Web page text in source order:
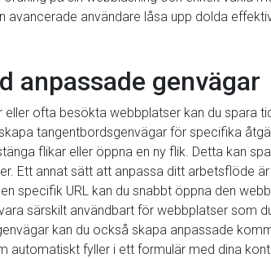
användare låsa upp dolda
anpassade genvägar
ofta besökta webbplatser kan du spara
tangentbordsgenvägar för specifika
flikar eller öppna en ny flik. Detta kan
Ett annat sätt att anpassa ditt arbetsflöde
specifik URL kan du snabbt öppna den
särskilt användbart för webbplatser som
kan du också skapa anpassade
automatiskt fyller i ett formulär med dina